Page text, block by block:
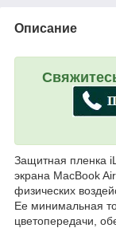
Описание
Защитная пленка
экрана MacBook
физических
Ее минимальная
цветопередачи,